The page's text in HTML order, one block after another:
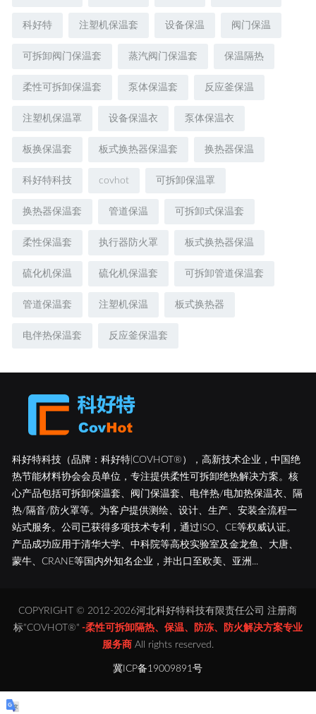
科好特 注塑机保温套 设备保温 阀门保温
可拆卸阀门保温套 蒸汽阀门保温套 保温隔热
柔性可拆卸保温套 泵体保温套 反应釜保温
注塑机保温罩 设备保温衣 泵体保温衣
板换保温套 板式换热器保温套 换热器保温
科好特科技 covhot 可拆卸保温罩
换热器保温套 管道保温 可拆卸式保温套
柔性保温套 执行器防火罩 板式换热器保温
硫化机保温 硫化机保温套 可拆卸管道保温套
管道保温套 注塑机保温 板式换热器
电伴热保温套 反应釜保温套
科好特科技（品牌：科好特|COVHOT®），高新技术企业，中国绝
热节能材料协会会员单位，专注提供柔性可拆卸绝热解决方案。核
心产品包括可拆卸保温套、阀门保温套、电伴热/电加热保温衣、隔
热/隔音/防火罩等。为客户提供测绘、设计、生产、安装全流程一
站式服务。公司已获得多项技术专利，通过ISO、CE等权威认证。
产品成功应用于清华大学、中科院等高校实验室及金龙鱼、大唐、
蒙牛、CRANE等国内外知名企业，并出口至欧美、亚洲...
COPYRIGHT © 2012-2026河北科好特科技有限责任公司 注册商
标"COVHOT®" -柔性可拆卸隔热、保温、防冻、防火解决方案专业
服务商All rights reserved.
冀ICP备19009891号